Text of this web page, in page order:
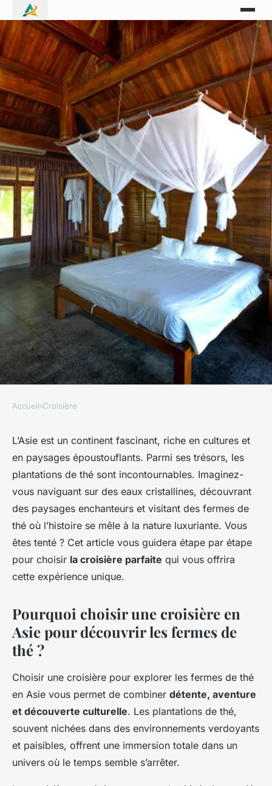
Comment choisir une
croisière proposant des visites
de fermes de thé en Asie?
Ayden•30 juin 2024•7 min de lecture
Accueil›Croisière
L’Asie est un continent fascinant, riche en cultures et
en paysages époustouflants. Parmi ses trésors, les
plantations de thé sont incontournables. Imaginez-
vous naviguant sur des eaux cristallines, découvrant
des paysages enchanteurs et visitant des fermes de
thé où l’histoire se mêle à la nature luxuriante. Vous
êtes tenté ? Cet article vous guidera étape par étape
pour choisir la croisière parfaite qui vous offrira
cette expérience unique.
Pourquoi choisir une croisière en
Asie pour découvrir les fermes de
thé ?
Choisir une croisière pour explorer les fermes de thé
en Asie vous permet de combiner détente, aventure
et découverte culturelle. Les plantations de thé,
souvent nichées dans des environnements verdoyants
et paisibles, offrent une immersion totale dans un
univers où le temps semble s’arrêter.